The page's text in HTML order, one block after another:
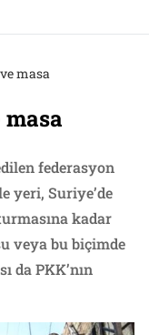
masa
masa
federasyon
yeri, Suriye’de
kadar
veya bu biçimde
da PKK’nın